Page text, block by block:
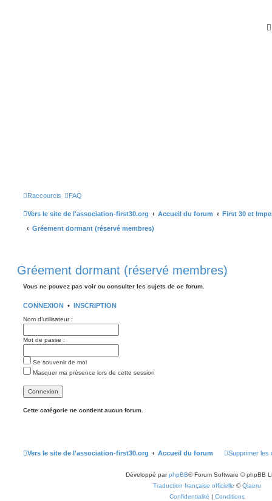
Raccourcis FAQ
Vers le site de l'association-first30.org Accueil du forum
First 30 et
Gréement dormant (réservé membres)
Gréement dormant (réservé membres)
Vous ne pouvez pas voir ou consulter les sujets de ce forum.
CONNEXION • INSCRIPTION
Nom d’utilisateur :
Mot de passe :
Se souvenir de moi
Masquer ma présence lors de cette session
Cette catégorie ne contient aucun forum.
Vers le site de l'association-first30.org Accueil du forum Supprimer les
Développé parphpBB® Forum Software © phpBB
Traduction française officielle ©Qiaeru
Confidentialité | Conditions